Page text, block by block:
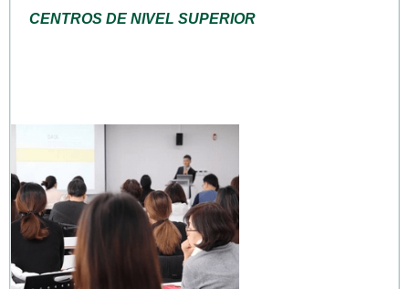
CENTROS DE NIVEL SUPERIOR